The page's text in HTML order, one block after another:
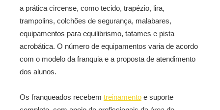
a prática circense, como tecido, trapézio, lira,
trampolins, colchões de segurança, malabares,
equipamentos para equilibrismo, tatames e pista
acrobática. O número de equipamentos varia de acordo
com o modelo da franquia e a proposta de atendimento
dos alunos.
Os franqueados recebem treinamento e suporte